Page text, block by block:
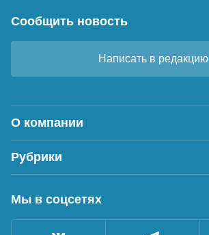
Сообщить новость
Написать в редакцию
О компании
Рубрики
Мы в соцсетях